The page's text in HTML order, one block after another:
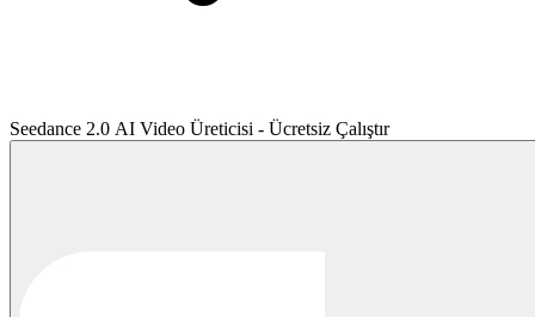
Seedance 2.0 AI Video Üreticisi - Ücretsiz Çalıştır